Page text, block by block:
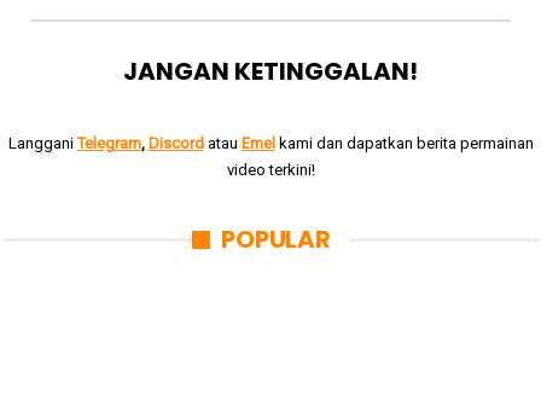
JANGAN KETINGGALAN!
LangganiTelegram, Discordatau Emel kami dan dapatkan berita permainan
video terkini!
POPULAR